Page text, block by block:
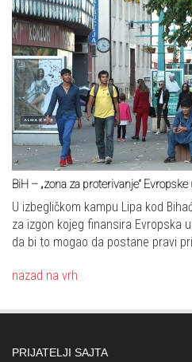
BiH – „zona za proterivanje“ Evropske
U izbegličkom kampu Lipa kod
za izgon kojeg finansira Evropska
da bi to mogao da postane pravi
nazad na vrh
PRIJATELJI SAJTA